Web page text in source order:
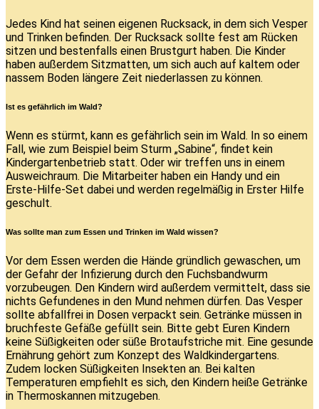
Jedes Kind hat seinen eigenen Rucksack, in dem sich Vesper
und Trinken befinden. Der Rucksack sollte fest am Rücken
sitzen und bestenfalls einen Brustgurt haben. Die Kinder
haben außerdem Sitzmatten, um sich auch auf kaltem oder
nassem Boden längere Zeit niederlassen zu können.
Ist es gefährlich im Wald?
Wenn es stürmt, kann es gefährlich sein im Wald. In so einem
Fall, wie zum Beispiel beim Sturm „Sabine“, findet kein
Kindergartenbetrieb statt. Oder wir treffen uns in einem
Ausweichraum. Die Mitarbeiter haben ein Handy und ein
Erste-Hilfe-Set dabei und werden regelmäßig in Erster Hilfe
geschult.
Was sollte man zum Essen und Trinken im Wald wissen?
Vor dem Essen werden die Hände gründlich gewaschen, um
der Gefahr der Infizierung durch den Fuchsbandwurm
vorzubeugen. Den Kindern wird außerdem vermittelt, dass sie
nichts Gefundenes in den Mund nehmen dürfen. Das Vesper
sollte abfallfrei in Dosen verpackt sein. Getränke müssen in
bruchfeste Gefäße gefüllt sein. Bitte gebt Euren Kindern
keine Süßigkeiten oder süße Brotaufstriche mit. Eine gesunde
Ernährung gehört zum Konzept des Waldkindergartens.
Zudem locken Süßigkeiten Insekten an. Bei kalten
Temperaturen empfiehlt es sich, den Kindern heiße Getränke
in Thermoskannen mitzugeben.